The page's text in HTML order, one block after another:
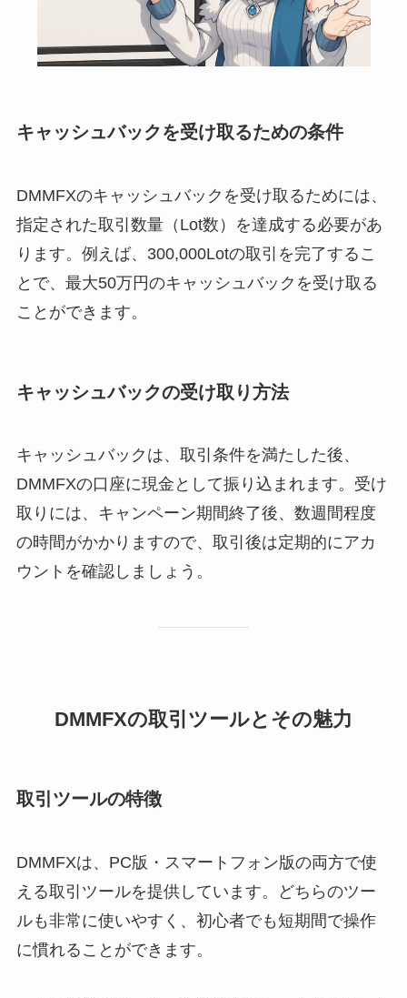
キャッシュバックを受け取るための条件
DMMFXのキャッシュバックを受け取るためには、
指定された取引数量（Lot数）を達成する必要があ
ります。例えば、300,000Lotの取引を完了するこ
とで、最大50万円のキャッシュバックを受け取る
ことができます。
キャッシュバックの受け取り方法
キャッシュバックは、取引条件を満たした後、
DMMFXの口座に現金として振り込まれます。受け
取りには、キャンペーン期間終了後、数週間程度
の時間がかかりますので、取引後は定期的にアカ
ウントを確認しましょう。
DMMFXの取引ツールとその魅力
取引ツールの特徴
DMMFXは、PC版・スマートフォン版の両方で使
える取引ツールを提供しています。どちらのツー
ルも非常に使いやすく、初心者でも短期間で操作
に慣れることができます。